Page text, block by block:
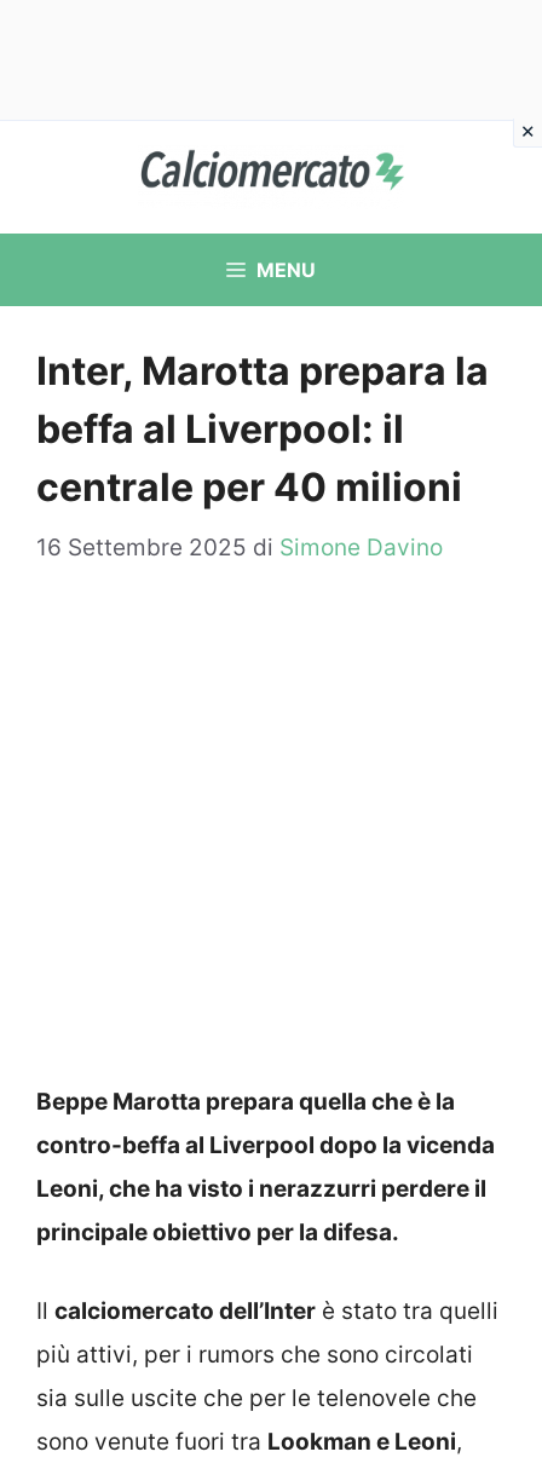
contenuto
MENU
Inter, Marotta prepara la
beffa al Liverpool: il
centrale per 40 milioni
16 Settembre 2025 di Simone Davino
Beppe Marotta prepara quella che è la
contro-beffa al Liverpool dopo la vicenda
Leoni, che ha visto i nerazzurri perdere il
principale obiettivo per la difesa.
Il calciomercato dell’Inter è stato tra quelli
più attivi, per i rumors che sono circolati
sia sulle uscite che per le telenovele che
sono venute fuori tra Lookman e Leoni,